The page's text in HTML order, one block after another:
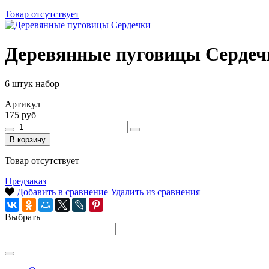
Товар отсутствует
Деревянные пуговицы
6 штук набор
Артикул
175 руб
В корзину
Товар отсутствует
Предзаказ
Добавить в сравнение Удалить из сравнения
Выбрать